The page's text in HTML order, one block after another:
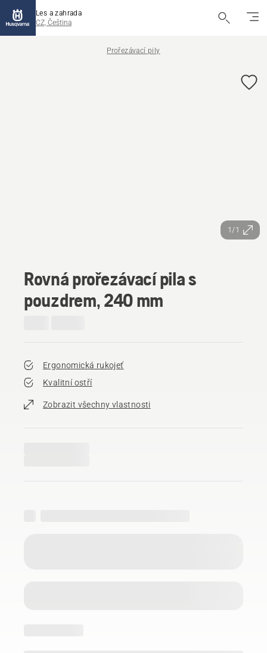
Les a zahrada
CZ, Čeština
Prořezávací pily
1/1
Rovná prořezávací pila s
pouzdrem, 240 mm
Ergonomická rukojeť
Kvalitní ostří
Zobrazit všechny vlastnosti